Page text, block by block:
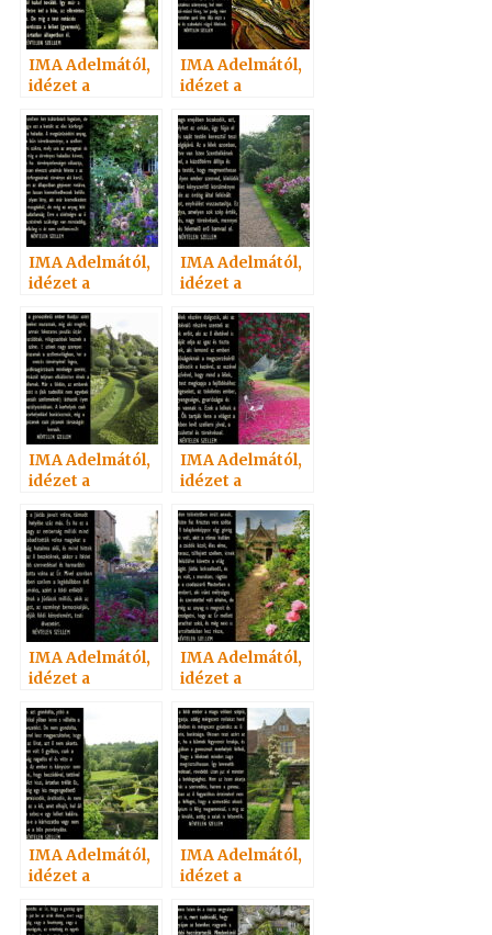
IMA Adelmától,
idézet a
Szellemtől 33.
IMA Adelmától,
idézet a
Szellemtől 29.
IMA Adelmától,
idézet a
Szellemtől 34.
IMA Adelmától,
idézet a
Szellemtől 31.
IMA Adelmától,
idézet a
Szellemtől 6.
IMA Adelmától,
idézet a
Szellemtől 49.
IMA Adelmától,
idézet a
Szellemtől 20.
IMA Adelmától,
idézet a
Szellemtől 18.
IMA Adelmától,
idézet a
Szellemtől 17.
IMA Adelmától,
idézet a
Szellemtől 39.